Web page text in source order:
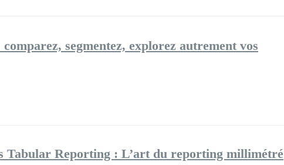
segmentez, explorez autrement vos
Tabular Reporting : L’art du reporting millimétré